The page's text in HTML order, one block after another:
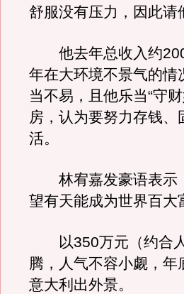
舒服没有压力，因此
他去年总收入约
年在大环境不景气的
当不易，且他乐当“守
房，认为要努力存钱
活。
林宥嘉发豪语表示：
望有天能成为世界百大
以350万元（约合人
腾，人气不容小觑，
意大利出外景。